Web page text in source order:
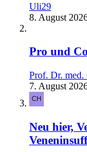
Uli29
8. August
Pro und
Prof. Dr. med.
7. August
Neu hier,